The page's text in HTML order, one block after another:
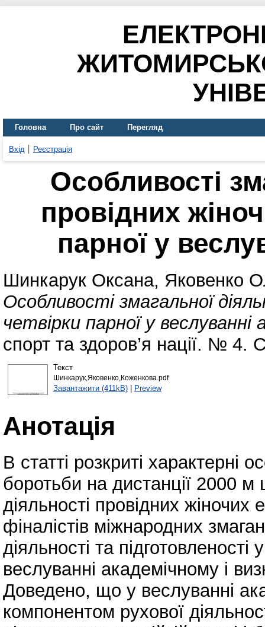
Головна Про сайт Перегляд
Вхід Реєстрація
Особливості
провідних
парної у
Шинкарук Оксана, Яковенко
Особливості змагальної
четвірки парної у веслуванні
спорт та здоров’я нації. №
Текст
Шинкарук,Яковенко,Коженкова.pdf
Завантажити (411kB)| Preview
Анотація
В статті розкриті характерні
боротьби на дистанції 2000 м
діяльності провідних жіночих
фіналістів міжнародних
діяльності та підготовленості
веслуванні академічному і
Доведено, що у веслуванні
компонентом рухової